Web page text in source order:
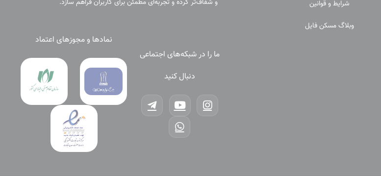
شرایط و قوانین
وبلاگ مسکن فایل
و شفاف‌تر کرده و تجربه‌ای مطمئن برای کاربران فراهم سازد.
ما را در شبکه‌های اجتماعی
دنبال کنید
نمادها و مجوزهای اعتماد